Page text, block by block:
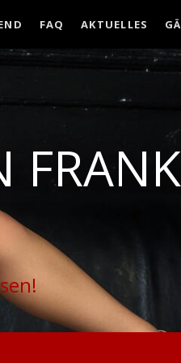
FAQ AKTUELLES